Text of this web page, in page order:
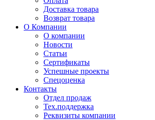
Доставка товара
Возврат товара
О Компании
О компании
Новости
Статьи
Сертификаты
Успешные проекты
Спецоценка
Контакты
Отдел продаж
Тех.поддержка
Реквизиты компании